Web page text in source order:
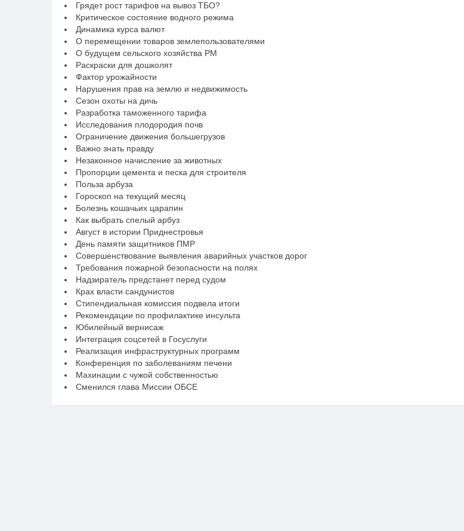
Грядет рост тарифов на вывоз ТБО?
Критическое состояние водного режима
Динамика курса валют
О перемещении товаров землепользователями
О будущем сельского хозяйства РМ
Раскраски для дошколят
Фактор урожайности
Нарушения прав на землю и недвижимость
Сезон охоты на дичь
Разработка таможенного тарифа
Исследования плодородия почв
Ограничение движения большегрузов
Важно знать правду
Незаконное начисление за животных
Пропорции цемента и песка для строителя
Польза арбуза
Гороскоп на текущий месяц
Болезнь кошачьих царапин
Как выбрать спелый арбуз
Август в истории Приднестровья
День памяти защитников ПМР
Совершенствование выявления аварийных участков дорог
Требования пожарной безопасности на полях
Надзиратель предстанет перед судом
Крах власти сандунистов
Стипендиальная комиссия подвела итоги
Рекомендации по профилактике инсульта
Юбилейный вернисаж
Интеграция соцсетей в Госуслуги
Реализация инфраструктурных программ
Конференция по заболеваниям печени
Махинации с чужой собственностью
Сменился глава Миссии ОБСЕ